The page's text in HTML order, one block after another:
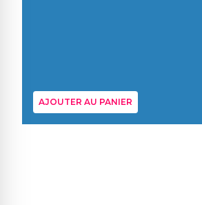
AJOUTER AU PANIER